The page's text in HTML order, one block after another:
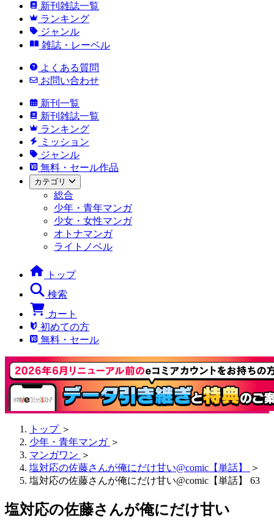
新刊雑誌一覧
ランキング
ジャンル
雑誌・レーベル
よくある質問
お問い合わせ
新刊一覧
新刊雑誌一覧
ランキング
ミッション
ジャンル
無料・セール作品
カテゴリ
総合
少年・青年マンガ
少女・女性マンガ
オトナマンガ
ライトノベル
トップ
検索
カート
初めての方
無料・セール
トップ ＞
少年・青年マンガ ＞
マンガワン ＞
塩対応の佐藤さんが俺にだけ甘い@comic【単話】
＞
塩対応の佐藤さんが俺にだけ甘い@comic【単話】 63
塩対応の佐藤さんが俺にだけ甘い